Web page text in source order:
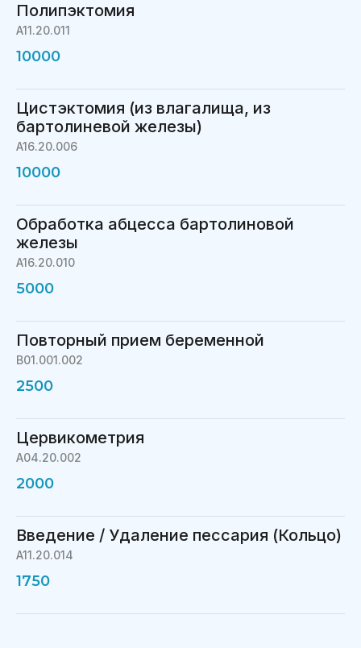
Полипэктомия
A11.20.011
10000
Цистэктомия (из влагалища, из
бартолиневой железы)
A16.20.006
10000
Обработка абцесса бартолиновой
железы
A16.20.010
5000
Повторный прием беременной
В01.001.002
2500
Цервикометрия
A04.20.002
2000
Введение / Удаление пессария (Кольцо)
A11.20.014
1750